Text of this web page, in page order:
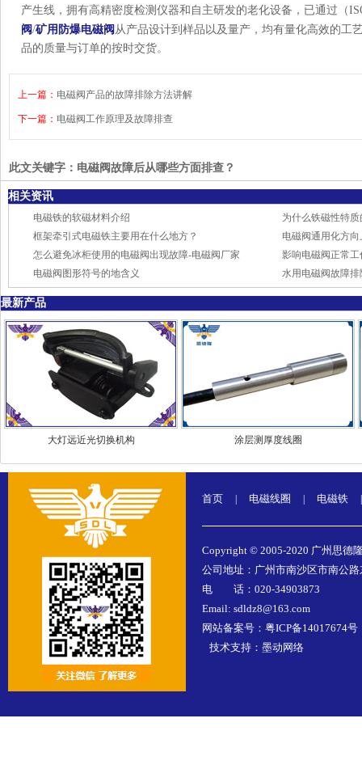
产生线，拥有高精密度检测仪器和自主研发的老化设备，已通过（
阀/矿用防爆电磁阀 从产品设计到样品以及量产，均有量化高效的工
品的质量与订单的按时交货。
上一篇： 电磁阀产品的故障排除方法讲解
下一篇： 电磁阀工作原理及故障排查
此文关键字： 电磁阀故障后从哪些方面排查？
相关资讯
电磁铁的软磁材料介绍
为什么铁磁性特
框架牵引式电磁铁主要用在什么地方？
电磁阀通用化方
怎么避免冰柜使用的电磁阀出现故障-电磁阀厂家
影响电磁阀正常
电磁阀图形符号的地含义
水用电磁阀故障排
最新产品
大灯远近光切换机构 涂层测厚度线圈
首页 电磁线圈 电磁铁
Copyright © 2005-2020 广州思德
公司地址：广州市南沙区市南公
电 话：020-34903873
Email: sdldz8@163.com
网站备案号： 粤ICP备14017674号
技术支持： 墨动网络